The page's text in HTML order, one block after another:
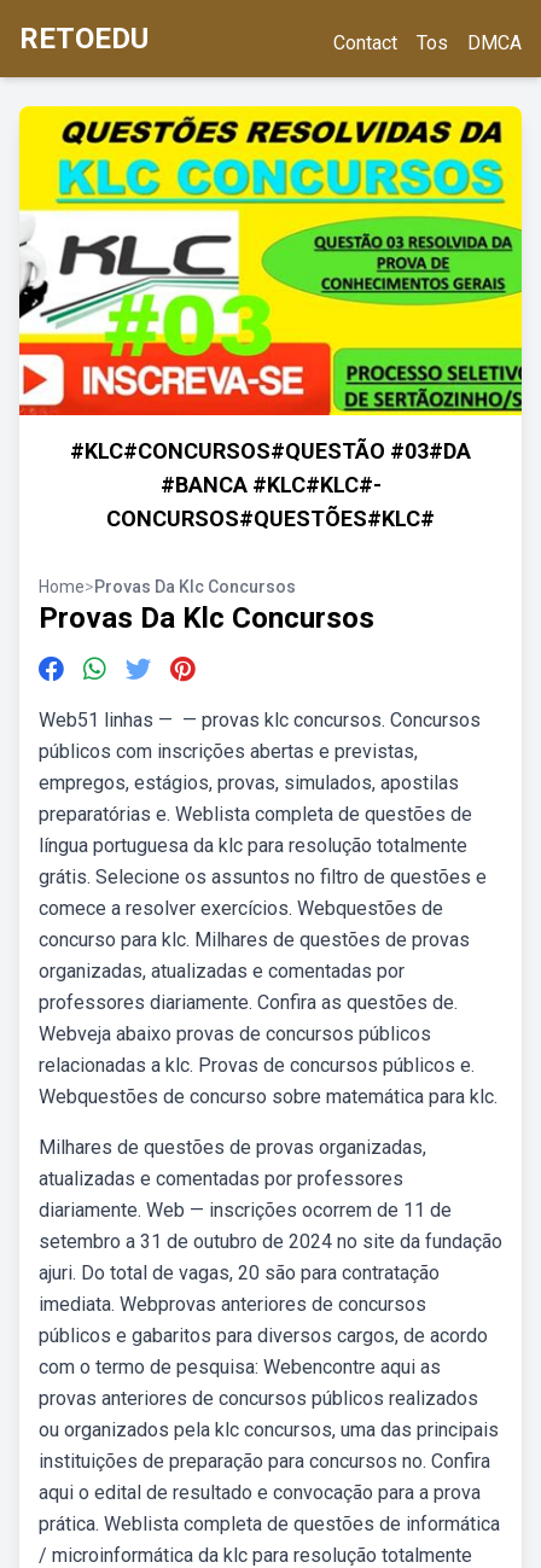
RETOEDU Contact Tos DMCA
#KLC#CONCURSOS#QUESTÃO #03#DA
#BANCA #KLC#KLC#-
CONCURSOS#QUESTÕES#KLC#
Home>Provas Da Klc Concursos
Provas Da Klc Concursos
Web51 linhas — — provas klc concursos. Concursos
públicos com inscrições abertas e previstas,
empregos, estágios, provas, simulados, apostilas
preparatórias e. Weblista completa de questões de
língua portuguesa da klc para resolução totalmente
grátis. Selecione os assuntos no filtro de questões e
comece a resolver exercícios. Webquestões de
concurso para klc. Milhares de questões de provas
organizadas, atualizadas e comentadas por
professores diariamente. Confira as questões de.
Webveja abaixo provas de concursos públicos
relacionadas a klc. Provas de concursos públicos e.
Webquestões de concurso sobre matemática para klc.
Milhares de questões de provas organizadas,
atualizadas e comentadas por professores
diariamente. Web — inscrições ocorrem de 11 de
setembro a 31 de outubro de 2024 no site da fundação
ajuri. Do total de vagas, 20 são para contratação
imediata. Webprovas anteriores de concursos
públicos e gabaritos para diversos cargos, de acordo
com o termo de pesquisa: Webencontre aqui as
provas anteriores de concursos públicos realizados
ou organizados pela klc concursos, uma das principais
instituições de preparação para concursos no. Confira
aqui o edital de resultado e convocação para a prova
prática. Weblista completa de questões de informática
/ microinformática da klc para resolução totalmente